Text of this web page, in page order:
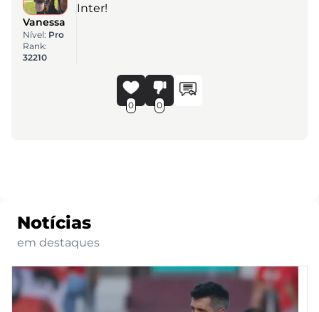
Vanessa
Nível: Pro
Rank:
32210
Inter!
0 0
Notícias
em destaques